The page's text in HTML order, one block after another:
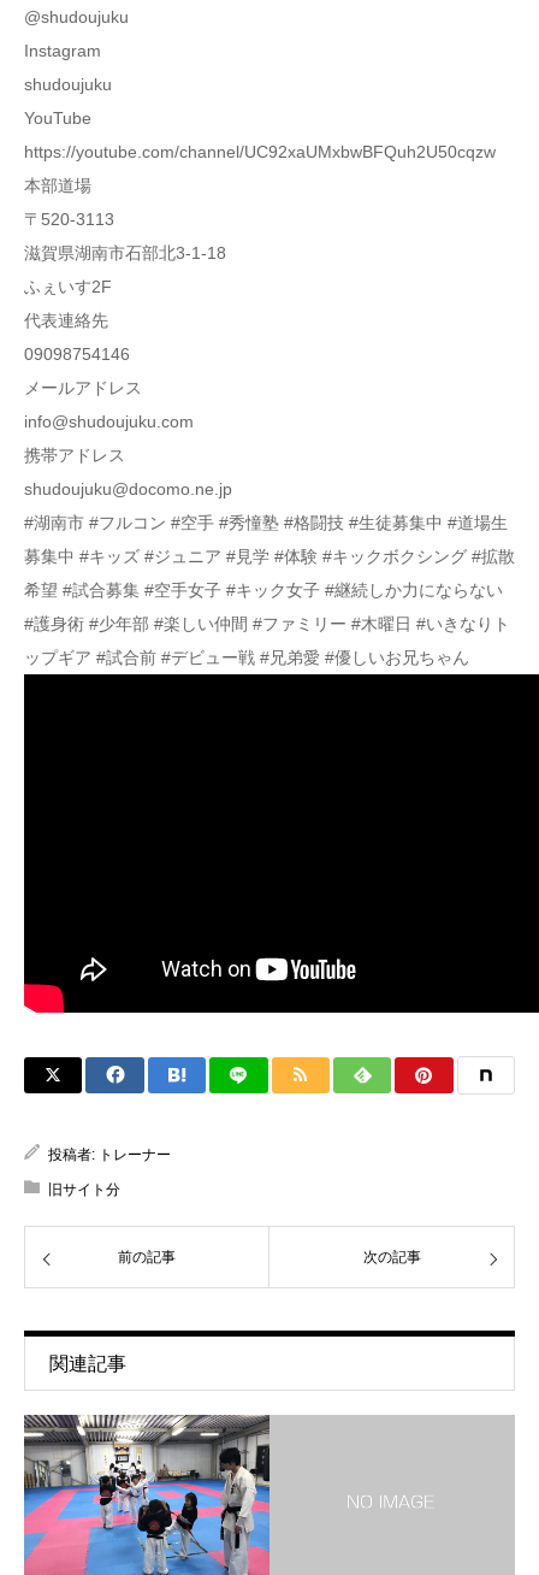
@shudoujuku
Instagram
shudoujuku
YouTube
https://youtube.com/channel/UC92xaUMxbwBFQuh2U50cqzw
本部道場
〒520-3113
滋賀県湖南市石部北3-1-18
ふぇいす2F
代表連絡先
09098754146
メールアドレス
info@shudoujuku.com
携帯アドレス
shudoujuku@docomo.ne.jp
#湖南市 #フルコン #空手 #秀憧塾 #格闘技 #生徒募集中 #道場生
募集中 #キッズ #ジュニア #見学 #体験 #キックボクシング #拡散
希望 #試合募集 #空手女子 #キック女子 #継続しか力にならない
#護身術 #少年部 #楽しい仲間 #ファミリー #木曜日 #いきなりト
ップギア #試合前 #デビュー戦 #兄弟愛 #優しいお兄ちゃん
投稿者: トレーナー
旧サイト分
前の記事 次の記事
関連記事